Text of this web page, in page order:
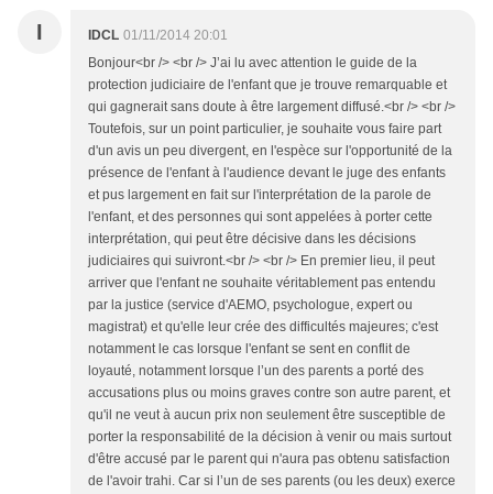
I IDCL 01/11/2014 20:01
Bonjour<br /> <br /> J’ai lu avec attention le guide de la
protection judiciaire de l'enfant que je trouve remarquable et
qui gagnerait sans doute à être largement diffusé.<br /> <br />
Toutefois, sur un point particulier, je souhaite vous faire part
d'un avis un peu divergent, en l'espèce sur l'opportunité de la
présence de l'enfant à l'audience devant le juge des enfants
et pus largement en fait sur l'interprétation de la parole de
l'enfant, et des personnes qui sont appelées à porter cette
interprétation, qui peut être décisive dans les décisions
judiciaires qui suivront.<br /> <br /> En premier lieu, il peut
arriver que l'enfant ne souhaite véritablement pas entendu
par la justice (service d'AEMO, psychologue, expert ou
magistrat) et qu'elle leur crée des difficultés majeures; c'est
notamment le cas lorsque l'enfant se sent en conflit de
loyauté, notamment lorsque l’un des parents a porté des
accusations plus ou moins graves contre son autre parent, et
qu'il ne veut à aucun prix non seulement être susceptible de
porter la responsabilité de la décision à venir ou mais surtout
d'être accusé par le parent qui n'aura pas obtenu satisfaction
de l'avoir trahi. Car si l’un de ses parents (ou les deux) exerce